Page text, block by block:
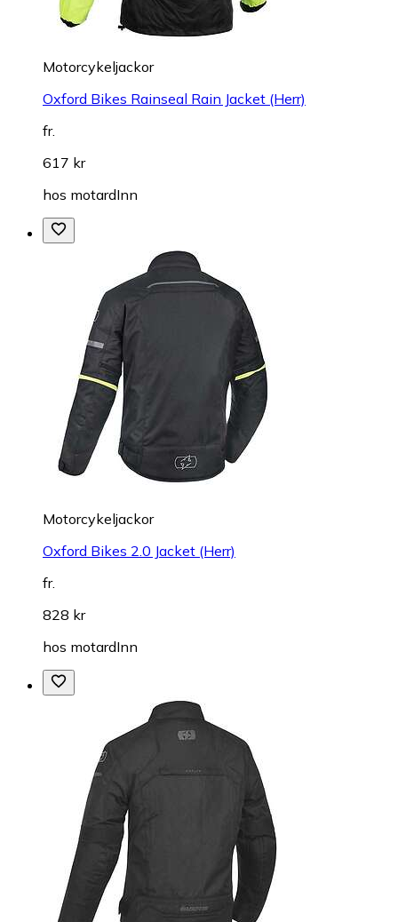
Motorcykeljackor
Oxford Bikes Rainseal Rain Jacket (Herr)
fr.
617 kr
hos motardInn
Motorcykeljackor
Oxford Bikes 2.0 Jacket (Herr)
fr.
828 kr
hos motardInn